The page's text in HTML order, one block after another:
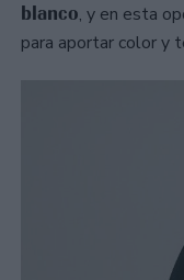
blanco, y en esta
para aportar color y